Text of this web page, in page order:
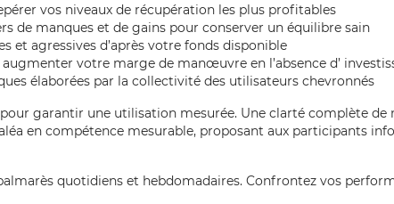
vos niveaux de récupération les plus profitables
de manques et de gains pour conserver un équilibre sain
et agressives d’après votre fonds disponible
votre marge de manœuvre en l’absence d’
élaborées par la collectivité des utilisateurs chevronnés
garantir une utilisation mesurée. Une clarté complète
en compétence mesurable, proposant aux participants
quotidiens et hebdomadaires. Confrontez vos